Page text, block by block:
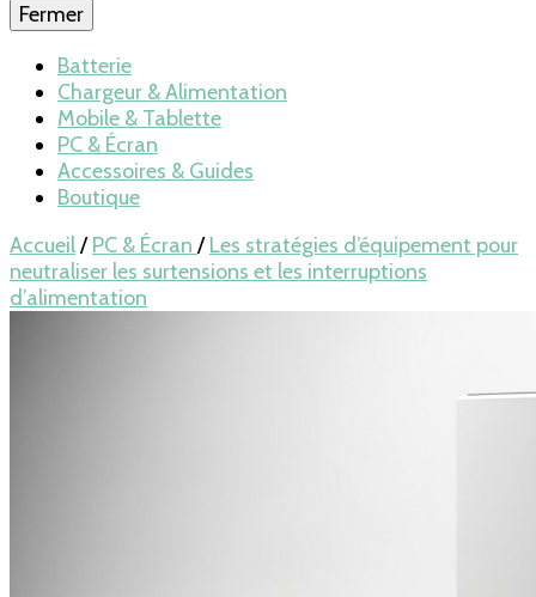
Blog – Batteries
et chargeurs
pour LAPTOP,
Fermer
Batterie
Chargeur & Alimentation
Mobile & Tablette
PC & Écran
Accessoires & Guides
Boutique
Accueil/ PC & Écran / Les stratégies d’équipement pour
neutraliser les surtensions et les interruptions
d’alimentation